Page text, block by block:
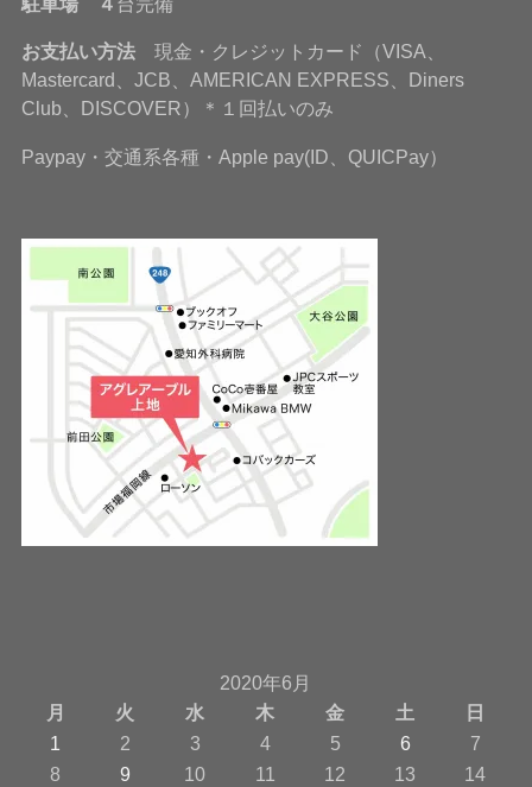
お支払い方法現金・クレジットカード（VISA、
Mastercard、JCB、AMERICAN EXPRESS、Diners
Club、DISCOVER）＊１回払いのみ
Paypay・交通系各種・Apple pay(ID、QUICPay）
2020年6月
月
火 水 木 金 土
日
1
2 3 4 5 6
7
8
9 10 11 12 13
14